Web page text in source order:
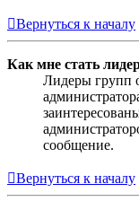
Вернуться к началу
Как мне стать
Лидеры групп
сообщение.
Вернуться к началу